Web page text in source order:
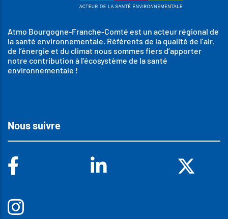
Atmo Bourgogne-Franche-Comté est un acteur régional de
la santé environnementale. Référents de la qualité de l’air,
de l’énergie et du climat nous sommes fiers d’apporter
notre contribution à l’écosystème de la santé
environnementale !
Nous suivre